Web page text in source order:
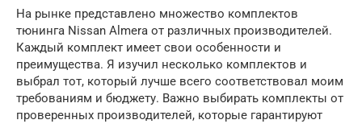
На рынке представлено множество комплектов
тюнинга Nissan Almera от различных производителей.
Каждый комплект имеет свои особенности и
преимущества. Я изучил несколько комплектов и
выбрал тот, который лучше всего соответствовал моим
требованиям и бюджету. Важно выбирать комплекты от
проверенных производителей, которые гарантируют